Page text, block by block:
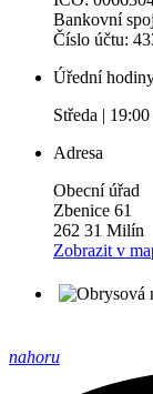
Bankovní
Číslo účtu:
Úřední
Středa |
Adresa
Obecní úřad
Zbenice 61
262 31 Milín
Zobrazit v
nahoru